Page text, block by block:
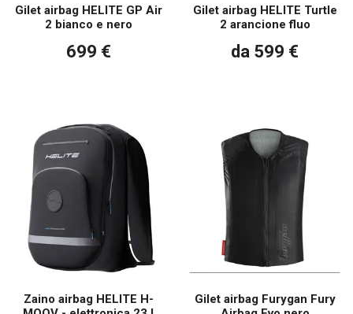
Gilet airbag HELITE GP Air
2 bianco e nero
699 €
Gilet airbag HELITE Turtle
2 arancione fluo
da 599 €
Zaino airbag HELITE H-
Gilet airbag Furygan Fury